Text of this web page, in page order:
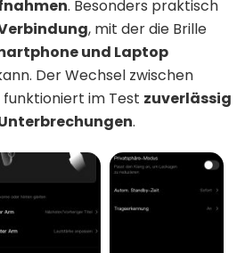
. Besonders praktisch
, mit der die Brille
und Laptop
Der Wechsel zwischen
funktioniert im Test zuverlässig
.